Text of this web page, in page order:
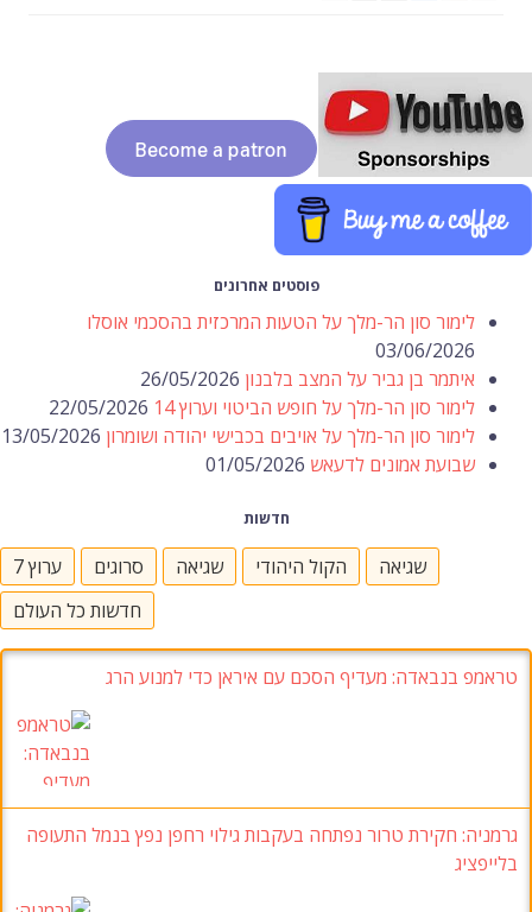
פוסטים אחרונים
לימור סון הר-מלך על הטעות המרכזית בהסכמי אוסלו
03/06/2026
איתמר בן גביר על המצב בלבנון 26/05/2026
לימור סון הר-מלך על חופש הביטוי וערוץ 14
22/05/2026
לימור סון הר-מלך על אויבים בכבישי יהודה ושומרון 13/05/2026
שבועת אמונים לדעאש 01/05/2026
חדשות
ערוץ 7 סרוגים שגיאה הקול היהודי
שגיאה
חדשות כל העולם
טראמפ בנבאדה: מעדיף הסכם עם איראן כדי למנוע הרג
גרמניה: חקירת טרור נפתחה בעקבות גילוי רחפן נפץ בנמל התעופה
בלייפציג